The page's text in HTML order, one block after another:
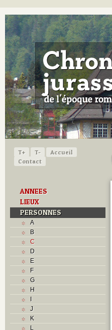
T+ T-
Accueil
Contact
ANNEES
LIEUX
PERSONNES
A
B
C
D
E
F
G
H
I
J
K
L